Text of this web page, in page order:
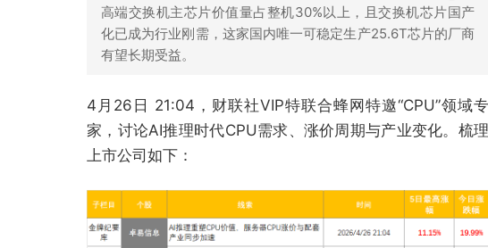
高端交换机主芯片价值量占整机30%以上，且交换机芯片国产
化已成为行业刚需，这家国内唯一可稳定生产25.6T芯片的厂商
有望长期受益。
4月26日 21:04，财联社VIP特联合蜂网特邀“CPU”领域专
家，讨论AI推理时代CPU需求、涨价周期与产业变化。梳理
上市公司如下：